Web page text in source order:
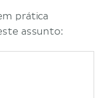
prática
assunto: